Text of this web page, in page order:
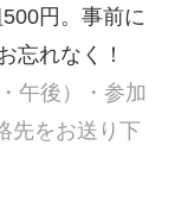
円。事前に
忘れなく！
午後）・参加
先をお送り下